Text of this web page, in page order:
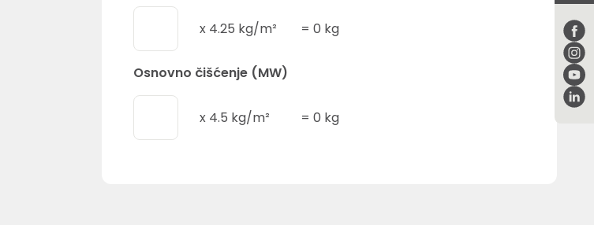
x 4.25 kg/m² =0 kg
Osnovno čišćenje (MW)
x 4.5 kg/m² =0 kg